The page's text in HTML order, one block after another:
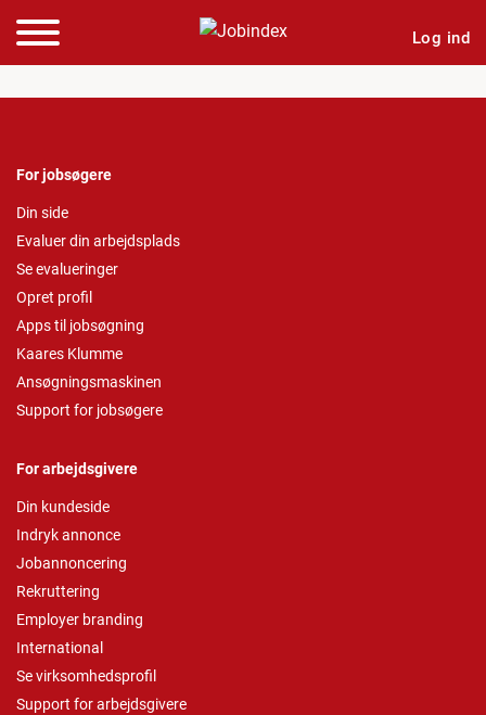
Log ind
For jobsøgere
Din side
Evaluer din arbejdsplads
Se evalueringer
Opret profil
Apps til jobsøgning
Kaares Klumme
Ansøgningsmaskinen
Support for jobsøgere
For arbejdsgivere
Din kundeside
Indryk annonce
Jobannoncering
Rekruttering
Employer branding
International
Se virksomhedsprofil
Support for arbejdsgivere